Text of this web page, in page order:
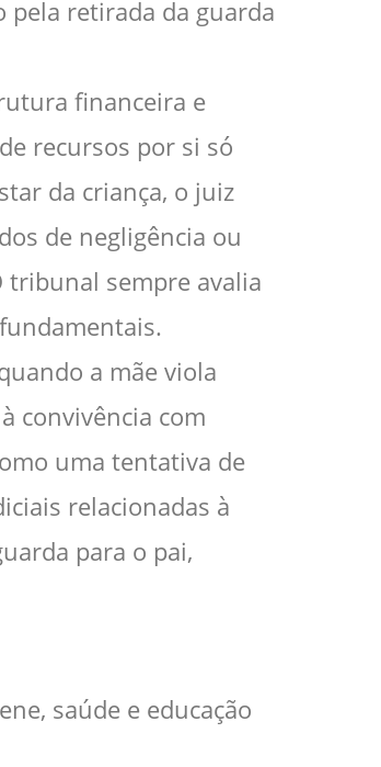
retirada da guarda
financeira e
recursos por si só
da criança, o juiz
de negligência ou
tribunal sempre avalia
a mãe viola
convivência com
uma tentativa de
relacionadas à
para o pai,
saúde e educação